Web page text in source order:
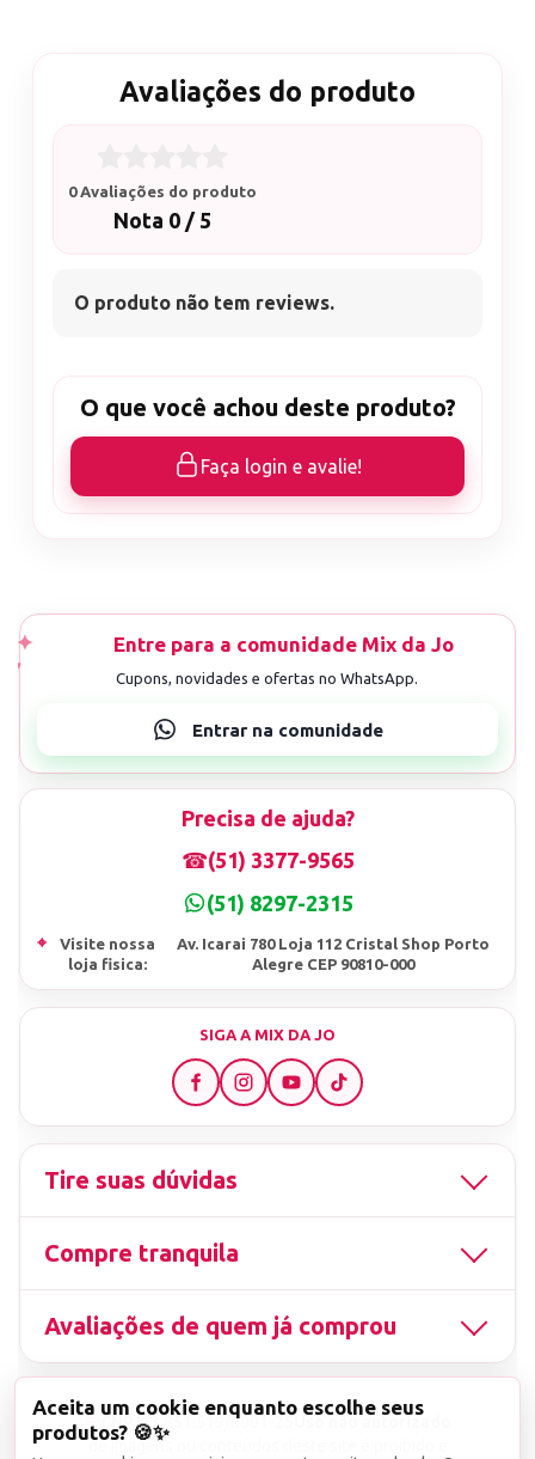
Avaliações do produto
0 Avaliações do produto
Nota 0 / 5
O produto não tem reviews.
O que você achou deste produto?
Faça login e avalie!
Precisa de ajuda?
☎(51) 3377-9565
(51) 8297-2315
⌖
Visite nossa
loja fisica:
Av. Icarai 780 Loja 112 Cristal Shop Porto
Alegre CEP 90810-000
SIGA A MIX DA JO
Tire suas dúvidas
Compre tranquila
Avaliações de quem já comprou
▤ CNPJ13.851.519/0001-25
de imagens ou conteúdos deste site é proibido e
Aceita um cookie enquanto escolhe seus
produtos? 🍪✨